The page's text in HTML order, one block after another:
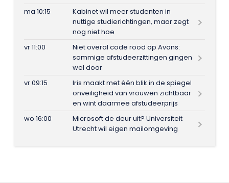
ma 10:15
Kabinet wil meer studenten in
nuttige studierichtingen, maar zegt
nog niet hoe
vr 11:00
Niet overal code rood op Avans:
sommige afstudeerzittingen gingen
wel door
vr 09:15
Iris maakt met één blik in de spiegel
onveiligheid van vrouwen zichtbaar
en wint daarmee afstudeerprijs
wo 16:00
Microsoft de deur uit? Universiteit
Utrecht wil eigen mailomgeving